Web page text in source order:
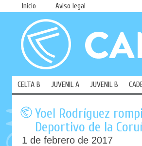
Inicio Aviso legal
CELTA B JUVENIL A JUVENIL B
Yoel Rodríguez
Deportivo de la
1 de febrero de 2017